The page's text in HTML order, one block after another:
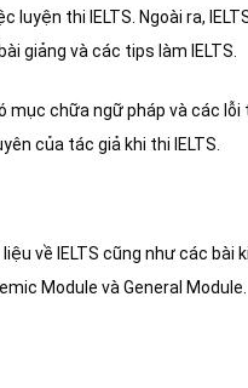
thi IELTS. Ngoài ra,
giảng và các tips làm IELTS.
chữa ngữ pháp và các lỗi
của tác giả khi thi IELTS.
về IELTS cũng như các bài
Module và General Module.